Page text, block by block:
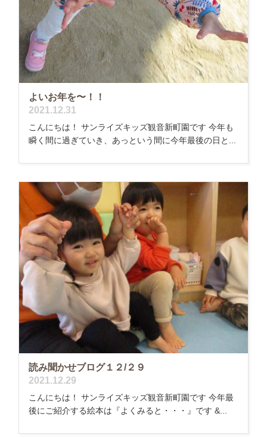
よいお年を〜！！
2021.12.31
こんにちは！ サンライズキッズ観音新町園です 今年も
瞬く間に過ぎていき、あっという間に今年最後の日と...
読み聞かせブログ１２/２９
2021.12.29
こんにちは！ サンライズキッズ観音新町園です 今年最
後にご紹介する絵本は『よくみると・・・』です &...